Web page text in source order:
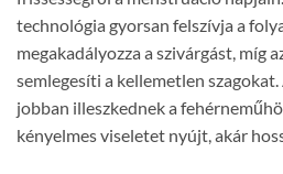
technológia gyorsan felszívja a
megakadályozza a szivárgást, míg
semlegesíti a kellemetlen
jobban illeszkednek a
kényelmes viseletet nyújt, akár